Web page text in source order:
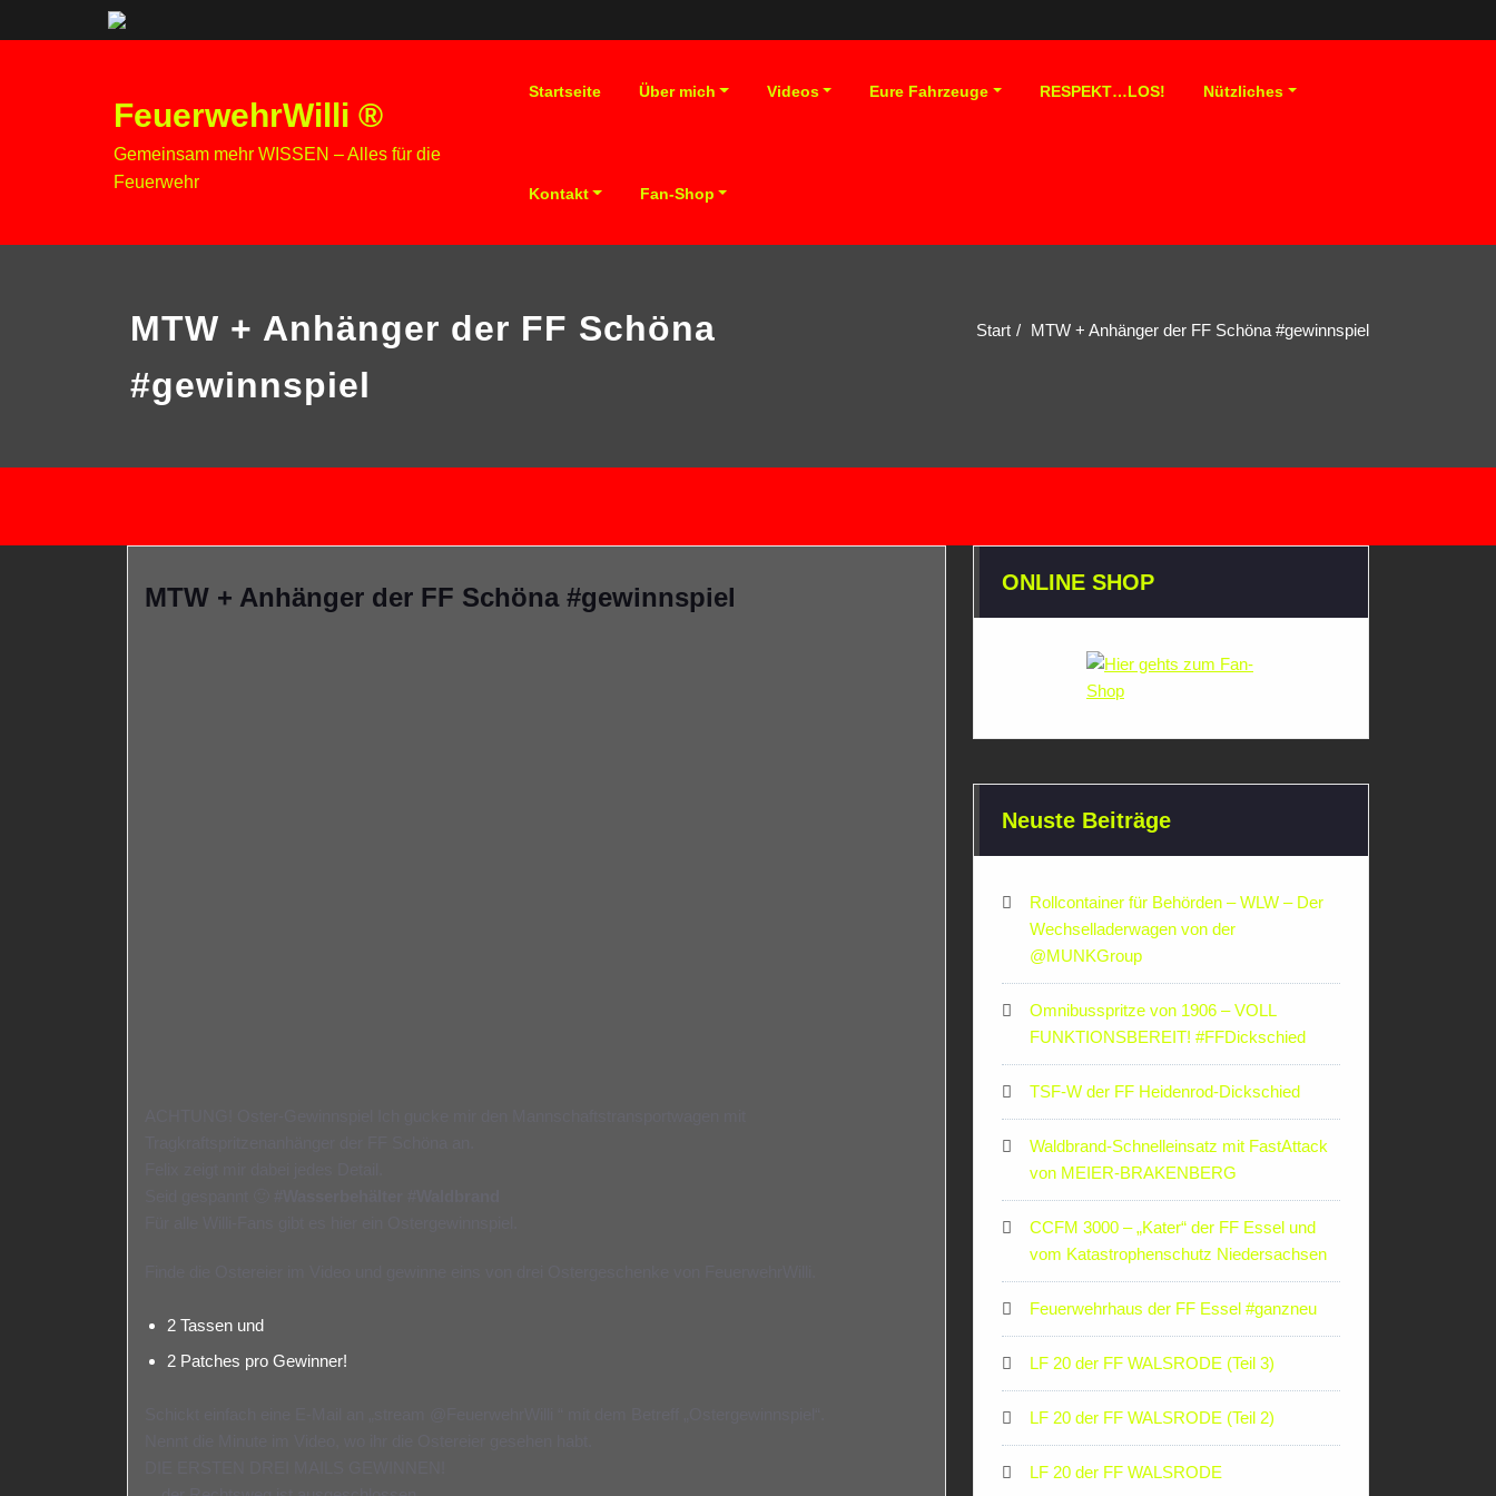
FeuerwehrWilli ®
Gemeinsam mehr WISSEN – Alles für die
Feuerwehr
Startseite Über mich Videos Eure Fahrzeuge RESPEKT…LOS! Nützliches
Kontakt Fan-Shop
MTW + Anhänger der FF Schöna
#gewinnspiel
Start MTW + Anhänger der FF Schöna #gewinnspiel
MTW + Anhänger der FF Schöna #gewinnspiel
2 Tassen und
2 Patches pro Gewinner!
ONLINE SHOP
Neuste Beiträge
Rollcontainer für Behörden – WLW – Der
Wechselladerwagen von der
‪@MUNKGroup‬
Omnibusspritze von 1906 – VOLL
FUNKTIONSBEREIT! #FFDickschied
TSF-W der FF Heidenrod-Dickschied
Waldbrand-Schnelleinsatz mit FastAttack
von MEIER-BRAKENBERG
CCFM 3000 – „Kater“ der FF Essel und
vom Katastrophenschutz Niedersachsen
Feuerwehrhaus der FF Essel #ganzneu
LF 20 der FF WALSRODE (Teil 3)
LF 20 der FF WALSRODE (Teil 2)
LF 20 der FF WALSRODE